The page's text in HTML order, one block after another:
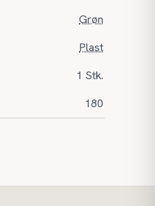
Grøn
Plast
1 Stk.
180